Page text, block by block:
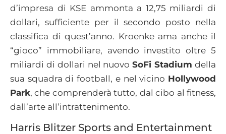
d’impresa di KSE ammonta a 12,75 miliardi di
dollari, sufficiente per il secondo posto nella
classifica di quest’anno. Kroenke ama anche il
“gioco” immobiliare, avendo investito oltre 5
miliardi di dollari nel nuovoSoFi Stadium della
sua squadra di football, e nel vicino Hollywood
Park, che comprenderà tutto, dal cibo al fitness,
dall’arte all’intrattenimento.
Harris Blitzer Sports and Entertainment